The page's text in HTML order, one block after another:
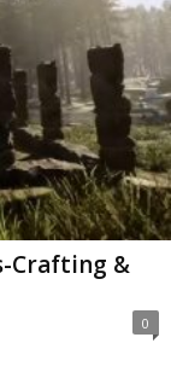
Crafting &
0